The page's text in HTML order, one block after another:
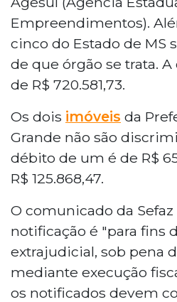
Empreendimentos).
cinco do Estado de MS
de que órgão se trata.
de R$ 720.581,73.
Os dois imóveis da
Grande não são
débito de um é de R$
R$ 125.868,47.
O comunicado da
notificação é "para fins
extrajudicial, sob pena
mediante execução
os notificados devem